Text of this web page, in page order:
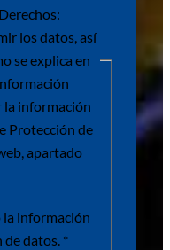
los datos, así
se explica en
la información
Protección de
apartado
la información
de datos. *